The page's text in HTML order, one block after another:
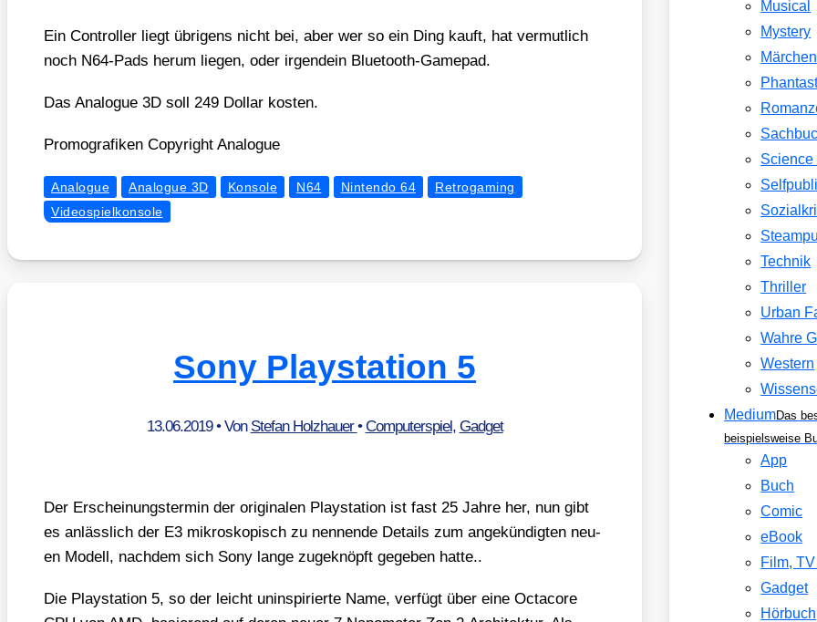
Ein Con­trol­ler liegt übri­gens nicht bei, aber wer so ein Ding kauft, hat ver­mut­lich
noch N64-Pads her­um lie­gen, oder irgend­ein Blue­tooth-Game­pad.
Das Ana­lo­gue 3D soll 249 Dol­lar kos­ten.
Pro­mo­gra­fi­ken Copy­right Ana­lo­gue
Analogue Analogue 3D Konsole N64 Nintendo 64
Retrogaming
Videospielkonsole
Sony Playstation 5
13.06.2019• Von Stefan Holzhauer•Computerspiel, Gadget
Der Erschei­nungs­ter­min der ori­gi­na­len Play­sta­ti­on ist fast 25 Jah­re her, nun gibt
es anläss­lich der E3 mikro­sko­pisch zu nen­nen­de Details zum ange­kün­dig­ten neu­
en Modell, nach­dem sich Sony lan­ge zuge­knöpft gege­ben hat­te..
Die Play­sta­ti­on 5, so der leicht unin­spi­rier­te Name, ver­fügt über eine Oct­a­co­re
Musical
Mystery
Märchen
Science
Technik
Thriller
Urban
Wahre
Western
MediumDas
beispielsweise
App
Buch
Comic
eBook
Film,
Gadget
Hörbuch